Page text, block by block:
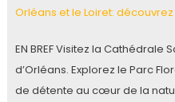
Orléans et le Loiret:
EN BREF Visitez la
d’Orléans. Explorez le Parc
de détente au cœur de la